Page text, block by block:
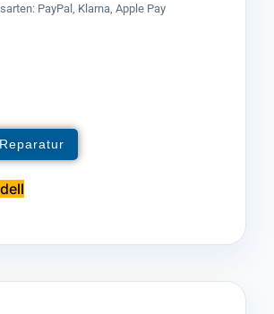
PayPal, Klarna, Apple Pay